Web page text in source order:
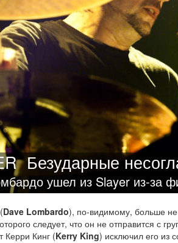
Безударные
ушел из Slayer из-за
Dave Lombardo), по-видимому, больше не
следует, что он не отправится с
Керри Кинг (Kerry King) исключил его из